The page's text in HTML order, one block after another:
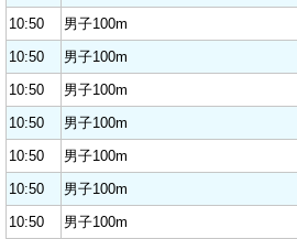
10:50
男子100m
10:50
男子100m
10:50
男子100m
10:50
男子100m
10:50
男子100m
10:50
男子100m
10:50
男子100m